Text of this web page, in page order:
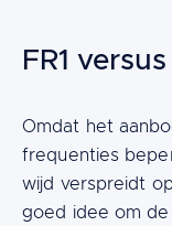
FR1
Content
Omdat het
frequenties
wijd verspreidt
goed idee om